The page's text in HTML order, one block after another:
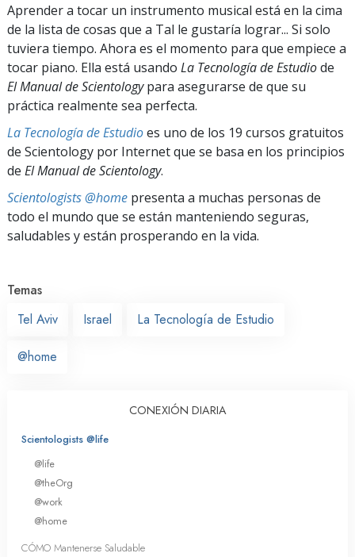
Aprender a tocar un instrumento musical está en la cima
de la lista de cosas que a Tal le gustaría lograr... Si solo
tuviera tiempo. Ahora es el momento para que empiece a
tocar piano. Ella está usando La Tecnología de Estudiode
El Manual de Scientologypara asegurarse de que su
práctica realmente sea perfecta.
La Tecnología de Estudioes uno de los 19 cursos gratuitos
de Scientology por Internet que se basa en los principios
de El Manual de Scientology.
Scientologists @home presenta a muchas personas de
todo el mundo que se están manteniendo seguras,
saludables y están prosperando en la vida.
Temas
Tel Aviv
Israel La Tecnología de Estudio
@home
CONEXIÓN DIARIA
Scientologists @life
@life
@theOrg
@work
@home
CÓMO Mantenerse Saludable